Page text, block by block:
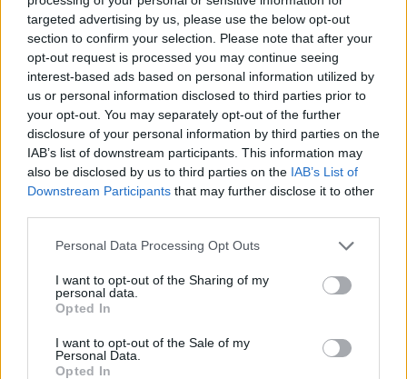
targeted advertising by us, please use the below opt-out
section to confirm your selection. Please note that after your
opt-out request is processed you may continue seeing
interest-based ads based on personal information utilized by
us or personal information disclosed to third parties prior to
your opt-out. You may separately opt-out of the further
disclosure of your personal information by third parties on the
IAB’s list of downstream participants. This information may
also be disclosed by us to third parties on the IAB’s List of
Downstream Participants that may further disclose it to other
Personal Data Processing Opt Outs
I want to opt-out of the Sharing of my
personal data.
Opted In
I want to opt-out of the Sale of my
Personal Data.
Opted In
bude La Liga vysílána pod názvem
je sponzorem EA Sports. Vysílací
a Andoru jsou aktuálně prodána
pět sezón, od 2022/2023 do 2026/
exkluzivní vysílací práva na La Ligu
Belgii a Švýcarsko (od roku 2026) do
sezónu 2026/2027, La Ligu
Sport 3, Nova Sport 4, Nova Sport 5,
04.06.2025, 13:34.35
@vokounek
jen na jeden rok to Nova koupila?
04.06.2025, 13:46.14
@dawis77
04.06.2025, 13:55.35